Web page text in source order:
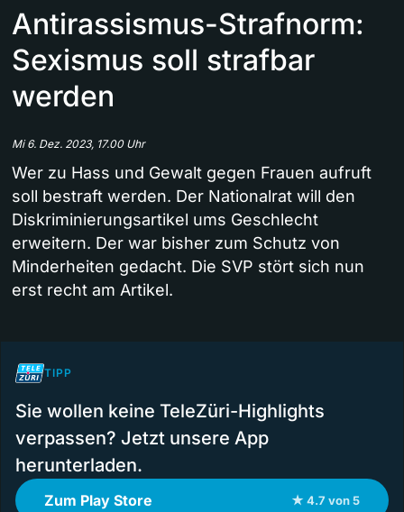
Antirassismus-Strafnorm:
Sexismus soll strafbar
werden
Mi 6. Dez. 2023, 17.00 Uhr
Wer zu Hass und Gewalt gegen Frauen aufruft
soll bestraft werden. Der Nationalrat will den
Diskriminierungsartikel ums Geschlecht
erweitern. Der war bisher zum Schutz von
Minderheiten gedacht. Die SVP stört sich nun
erst recht am Artikel.
TIPP
Sie wollen keine TeleZüri-Highlights
verpassen? Jetzt unsere App
herunterladen.
Zum Play Store ★ 4.7 von 5